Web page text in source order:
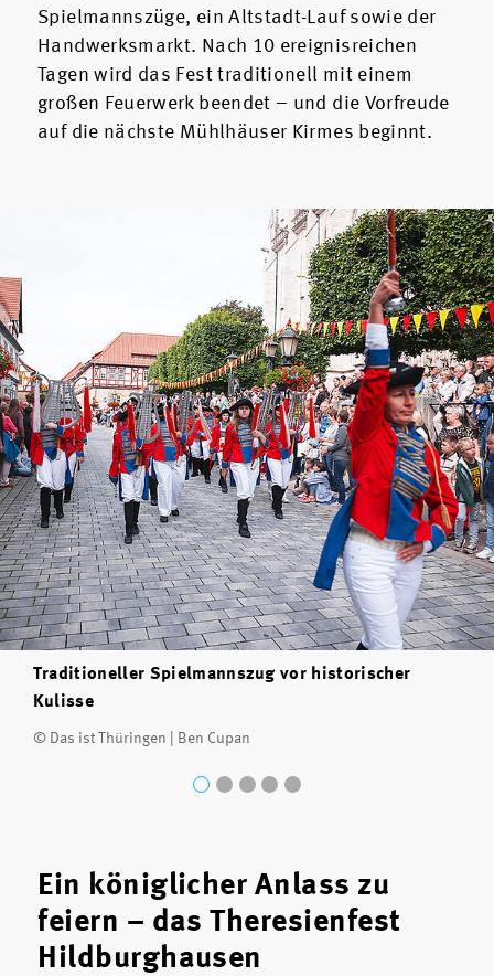
Spielmannszüge, ein Altstadt-Lauf sowie der
Handwerksmarkt. Nach 10 ereignisreichen
Tagen wird das Fest traditionell mit einem
großen Feuerwerk beendet – und die Vorfreude
auf die nächste Mühlhäuser Kirmes beginnt.
Traditioneller Spielmannszug vor historischer
Kulisse
© Das ist Thüringen | Ben Cupan
Ein königlicher Anlass zu
feiern – das Theresienfest
Hildburghausen